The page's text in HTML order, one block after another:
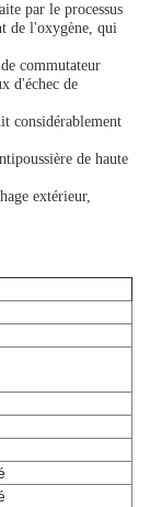
par le processus
de l'oxygène, qui
commutateur
d'échec de
considérablement
de haute
extérieur,